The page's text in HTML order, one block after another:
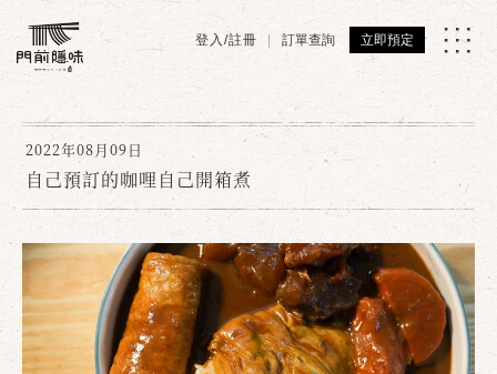
登入/註冊 訂單查詢 立即預定
2022年08月09日
自己預訂的咖哩自己開箱煮